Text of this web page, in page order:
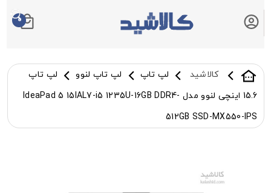
0
کالاشید لپ تاپ لپ تاپ لنوو
لپ تاپ
15.6 اینچی لنوو مدل IdeaPad 5 15IAL7-i5 1235U-16GB DDR4-
512GB SSD-MX550-IPS